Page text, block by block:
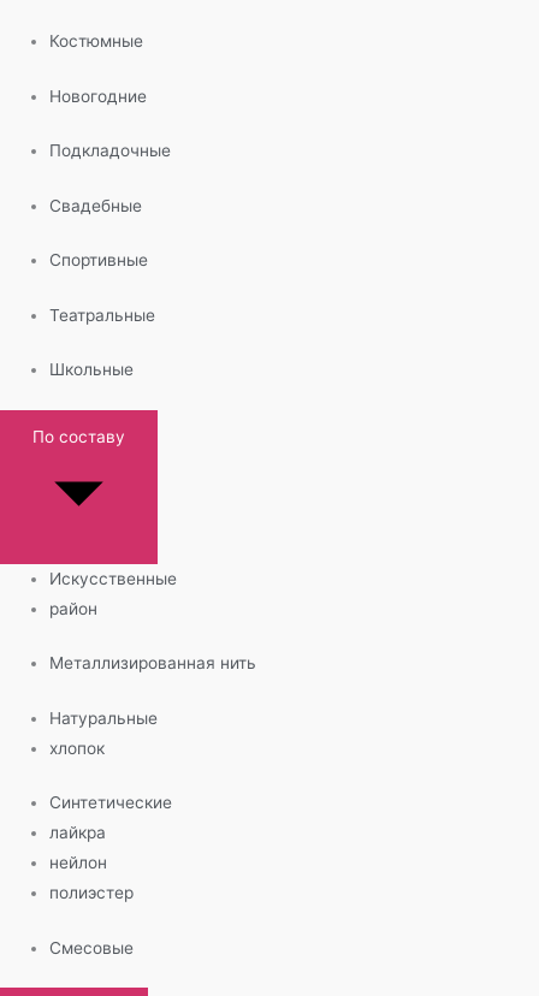
Костюмные
Новогодние
Подкладочные
Свадебные
Спортивные
Театральные
Школьные
По составу
Искусственные
район
Металлизированная нить
Натуральные
хлопок
Синтетические
лайкра
нейлон
полиэстер
Смесовые